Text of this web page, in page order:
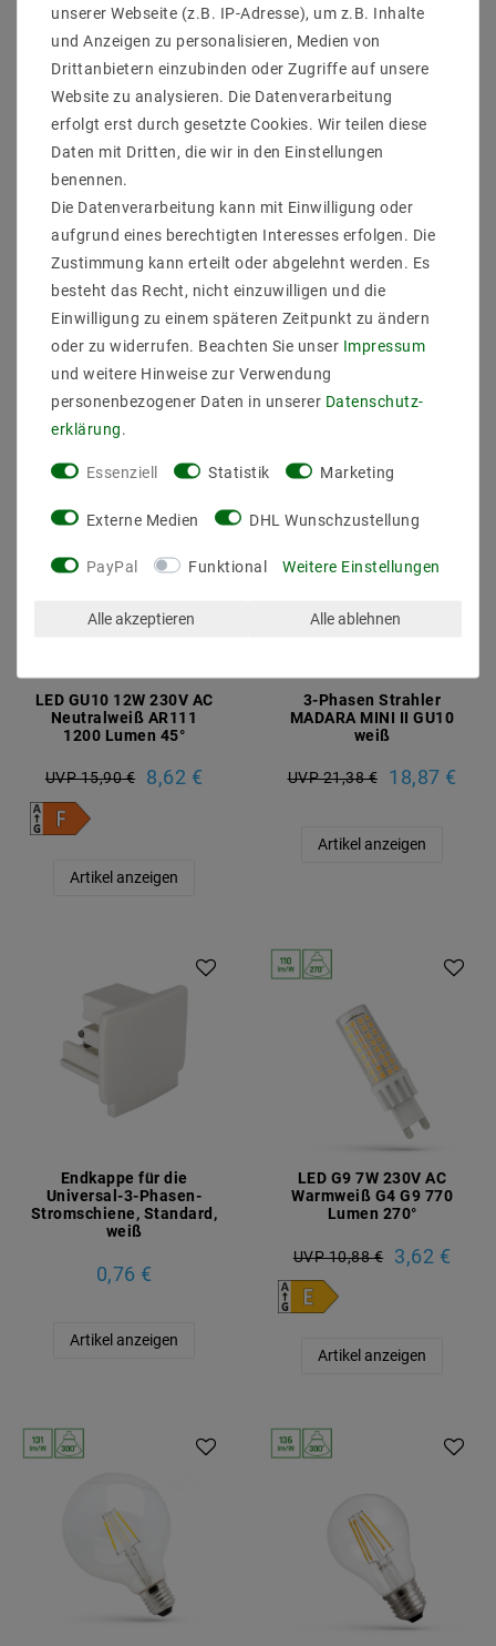
Warmweiß FILAMENT
COG 1100 Lumen 300°
UVP 12,09 € 4,83 €
Artikel anzeigen
Wandleuchte Innen
weiß-golden SQUALLA
G9 IP20 Aluminium
UVP 21,34 €
LED GU10 12W 230V AC
Neutralweiß AR111
1200 Lumen 45°
UVP 15,90 € 8,62 €
Artikel anzeigen
3-Phasen Strahler
MADARA MINI II GU10
weiß
UVP 21,38 € 18,87 €
Artikel anzeigen
Endkappe für die
Universal-3-Phasen-
Stromschiene, Standard,
weiß
0,76 €
Artikel anzeigen
LED G9 7W 230V AC
Warmweiß G4 G9 770
Lumen 270°
UVP 10,88 € 3,62 €
Artikel anzeigen
unserer Webseite (z.B. IP-Adresse), um z.B. Inhalte
und Anzeigen zu personalisieren, Medien von
Drittanbietern einzubinden oder Zugriffe auf unsere
Website zu analysieren. Die Datenverarbeitung
erfolgt erst durch gesetzte Cookies. Wir teilen diese
Daten mit Dritten, die wir in den Einstellungen
benennen.
Die Datenverarbeitung kann mit Einwilligung oder
aufgrund eines berechtigten Interesses erfolgen. Die
Zustimmung kann erteilt oder abgelehnt werden. Es
besteht das Recht, nicht einzuwilligen und die
Einwilligung zu einem späteren Zeitpunkt zu ändern
oder zu widerrufen. Beachten Sie unser Impressum
und weitere Hinweise zur Verwendung
personenbezogener Daten in unserer Daten­schutz­
erklärung.
Essenziell Statistik Marketing
Externe Medien DHL Wunschzustellung
PayPal Funktional Weitere Einstellungen
Alle akzeptieren Alle ablehnen